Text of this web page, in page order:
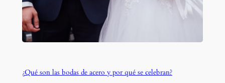
¿Qué son las bodas de acero y por qué se celebran?